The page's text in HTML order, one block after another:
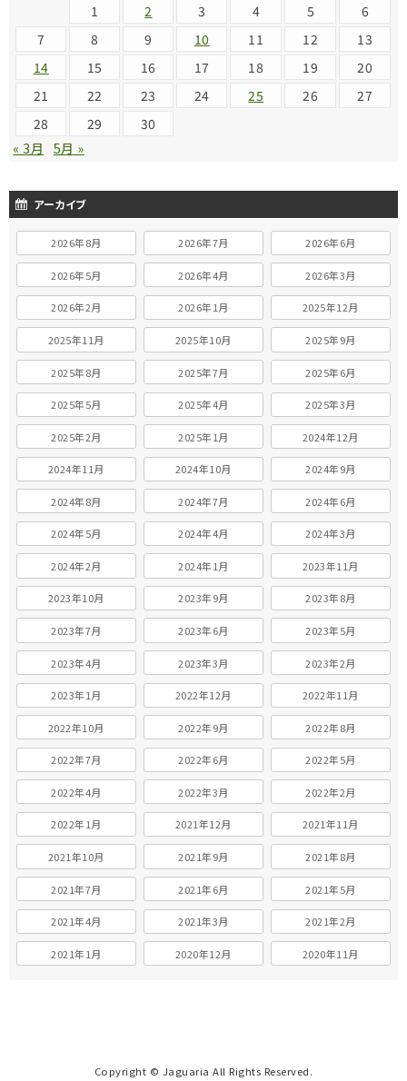
1 2 3 4 5
6
7
8 9 10 11 12
13
14
15 16 17 18 19
20
21
22 23 24 25 26
27
28
29
30
« 3月
5月 »
アーカイブ
2026年8月 2026年7月 2026年6月
2026年5月 2026年4月 2026年3月
2026年2月 2026年1月 2025年12月
2025年11月 2025年10月 2025年9月
2025年8月 2025年7月 2025年6月
2025年5月 2025年4月 2025年3月
2025年2月 2025年1月 2024年12月
2024年11月 2024年10月 2024年9月
2024年8月 2024年7月 2024年6月
2024年5月 2024年4月 2024年3月
2024年2月 2024年1月 2023年11月
2023年10月 2023年9月 2023年8月
2023年7月 2023年6月 2023年5月
2023年4月 2023年3月 2023年2月
2023年1月 2022年12月 2022年11月
2022年10月 2022年9月 2022年8月
2022年7月 2022年6月 2022年5月
2022年4月 2022年3月 2022年2月
2022年1月 2021年12月 2021年11月
2021年10月 2021年9月 2021年8月
2021年7月 2021年6月 2021年5月
2021年4月 2021年3月 2021年2月
2021年1月 2020年12月 2020年11月
Copyright © Jaguaria All Rights Reserved.